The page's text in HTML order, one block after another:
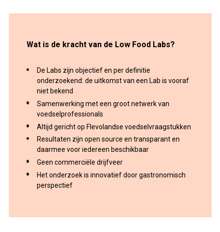
Wat is de kracht van de Low Food Labs?
De Labs zijn objectief en per definitie
onderzoekend: de uitkomst van een Lab is vooraf
niet bekend
Samenwerking met een groot netwerk van
voedselprofessionals
Altijd gericht op Flevolandse voedselvraagstukken
Resultaten zijn open source en transparant en
daarmee voor iedereen beschikbaar
Geen commerciële drijfveer
Het onderzoek is innovatief door gastronomisch
perspectief